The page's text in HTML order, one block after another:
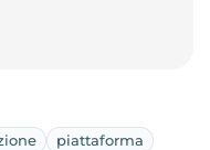
piattaforma